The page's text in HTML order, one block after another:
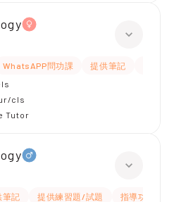
WhatsAPP問功課 提供筆記
cls
Tutor
筆記 提供練習題/試題 指導功課